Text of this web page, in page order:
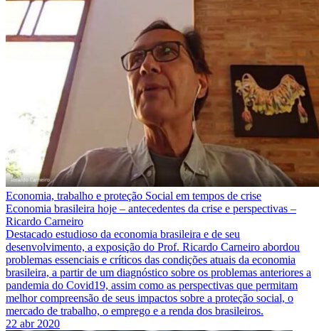
Economia, trabalho e proteção Social em tempos de crise
Economia brasileira hoje – antecedentes da crise e perspectivas –
Ricardo Carneiro
Destacado estudioso da economia brasileira e de seu
desenvolvimento, a exposição do Prof. Ricardo Carneiro abordou
problemas essenciais e críticos das condições atuais da economia
brasileira, a partir de um diagnóstico sobre os problemas anteriores a
pandemia do Covid19, assim como as perspectivas que permitam
melhor compreensão de seus impactos sobre a proteção social, o
mercado de trabalho, o emprego e a renda dos brasileiros.
22 abr 2020